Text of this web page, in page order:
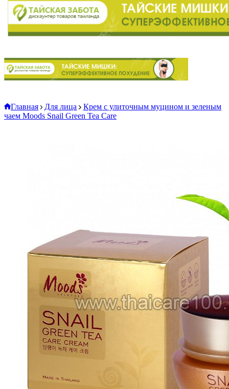
Главная Для лица
Крем с улиточным муцином и зеленым
чаем Moods Snail Green Tea Care